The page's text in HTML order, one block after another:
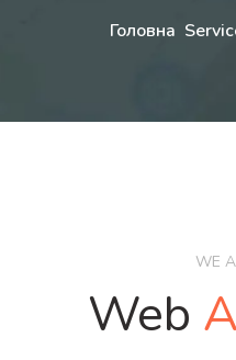
Головна
WE
Web